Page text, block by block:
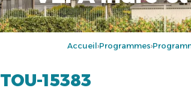
Accueil›Programmes›
TOU-15383